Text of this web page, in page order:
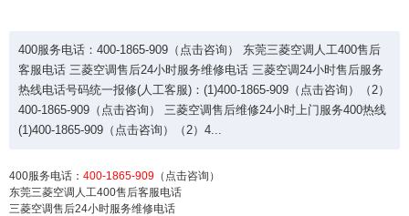
400服务电话：400-1865-909（点击咨询） 东莞三菱空调人工400售后
客服电话 三菱空调售后24小时服务维修电话 三菱空调24小时售后服务
热线电话号码统一报修(人工客服)：(1)400-1865-909（点击咨询）（2）
400-1865-909（点击咨询） 三菱空调售后维修24小时上门服务400热线
(1)400-1865-909（点击咨询）（2）4...
400服务电话： 400-1865-909 （点击咨询）
东莞三菱空调人工400售后客服电话
三菱空调售后24小时服务维修电话
东莞三菱空调售后热线全国服务平台